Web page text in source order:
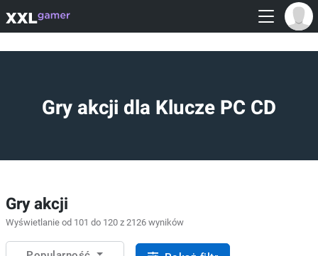
Gry akcji dla Klucze PC CD
Gry akcji
Wyświetlanie od 101 do 120 z 2126 wyników